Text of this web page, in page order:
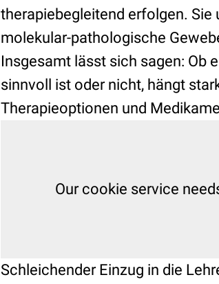
therapiebegleitend erfolgen. Sie
molekular-pathologische
Insgesamt lässt sich sagen: Ob
sinnvoll ist oder nicht, hängt
Therapieoptionen und
Schleichender Einzug in die